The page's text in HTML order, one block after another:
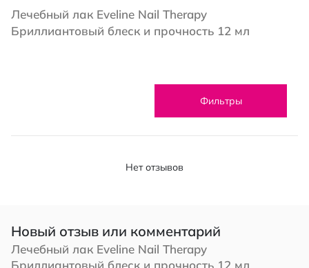
Лечебный лак Eveline Nail Therapy
Бриллиантовый блеск и прочность 12 мл
Фильтры
Нет отзывов
Новый отзыв или комментарий
Лечебный лак Eveline Nail Therapy
Бриллиантовый блеск и прочность 12 мл